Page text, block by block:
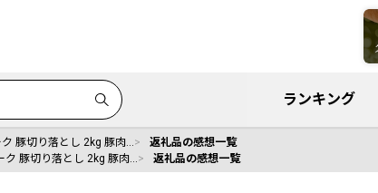
ランキング
豚切り落とし 2kg 豚肉…
返礼品の感想一覧
ク 豚切り落とし 2kg 豚肉… 返礼品の感想一覧